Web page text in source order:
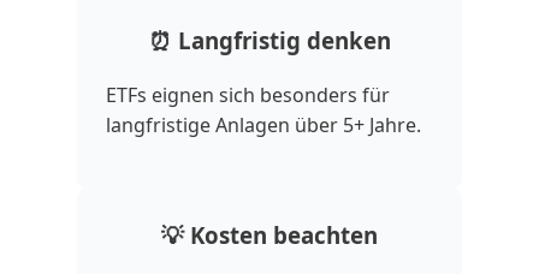
⏰ Langfristig denken
ETFs eignen sich besonders für
langfristige Anlagen über 5+ Jahre.
💡 Kosten beachten